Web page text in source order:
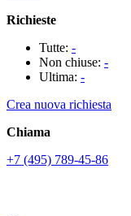
Richieste
Tutte: -
Non chiuse: -
Ultima: -
Crea nuova richiesta
Chiama
+7 (495) 789-45-86